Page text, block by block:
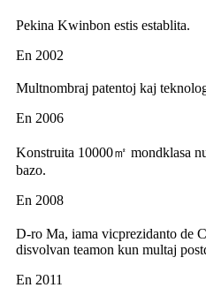
Pekina Kwinbon estis establita.
En 2002
Multnombraj patentoj kaj
En 2006
Konstruita 10000㎡ mondklasa
bazo.
En 2008
D-ro Ma, iama vicprezidanto de
disvolvan teamon kun multaj
En 2011